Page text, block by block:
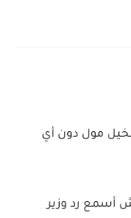
مول دون أي
أسمع رد وزير